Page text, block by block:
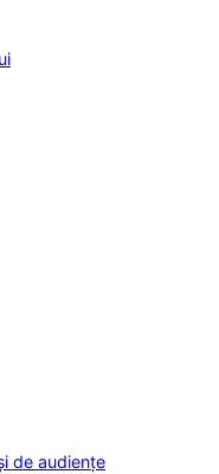
de audiențe